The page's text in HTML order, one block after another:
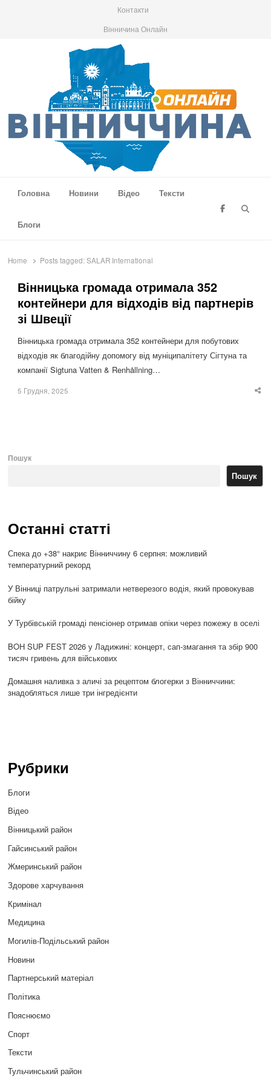
Контакти
Вінничина Онлайн
Головна
Новини Відео Тексти
Блоги
Home Posts tagged:SALAR International
Вінницька громада отримала 352
контейнери для відходів від партнерів
зі Швеції
Вінницька громада отримала 352 контейнери для побутових
відходів як благодійну допомогу від муніципалітету Сігтуна та
компанії Sigtuna Vatten & Renhållning…
5 Грудня, 2025
Пошук
Пошук
Останні статті
Спека до +38° накриє Вінниччину 6 серпня: можливий
температурний рекорд
У Вінниці патрульні затримали нетверезого водія, який провокував
бійку
У Турбівській громаді пенсіонер отримав опіки через пожежу в оселі
BOH SUP FEST 2026 у Ладижині: концерт, сап-змагання та збір 900
тисяч гривень для військових
Домашня наливка з аличі за рецептом блогерки з Вінниччини:
знадобляться лише три інгредієнти
Рубрики
Блоги
Відео
Вінницький район
Гайсинський район
Жмеринський район
Здорове харчування
Кримінал
Медицина
Могилів-Подільський район
Новини
Партнерський матеріал
Політика
Пояснюємо
Спорт
Тексти
Тульчинський район